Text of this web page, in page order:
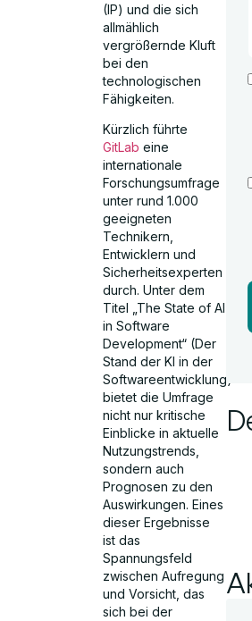
(IP) und die sich
allmählich
vergrößernde Kluft
bei den
technologischen
Fähigkeiten.
Kürzlich führte
GitLab eine
internationale
Forschungsumfrage
unter rund 1.000
geeigneten
Technikern,
Entwicklern und
Sicherheitsexperten
durch. Unter dem
Titel „The State of AI
in Software
Development“ (Der
Stand der KI in der
Softwareentwicklung)
bietet die Umfrage
nicht nur kritische
Einblicke in aktuelle
Nutzungstrends,
sondern auch
Prognosen zu den
Auswirkungen. Eines
dieser Ergebnisse
ist das
Spannungsfeld
zwischen Aufregung
und Vorsicht, das
sich bei der